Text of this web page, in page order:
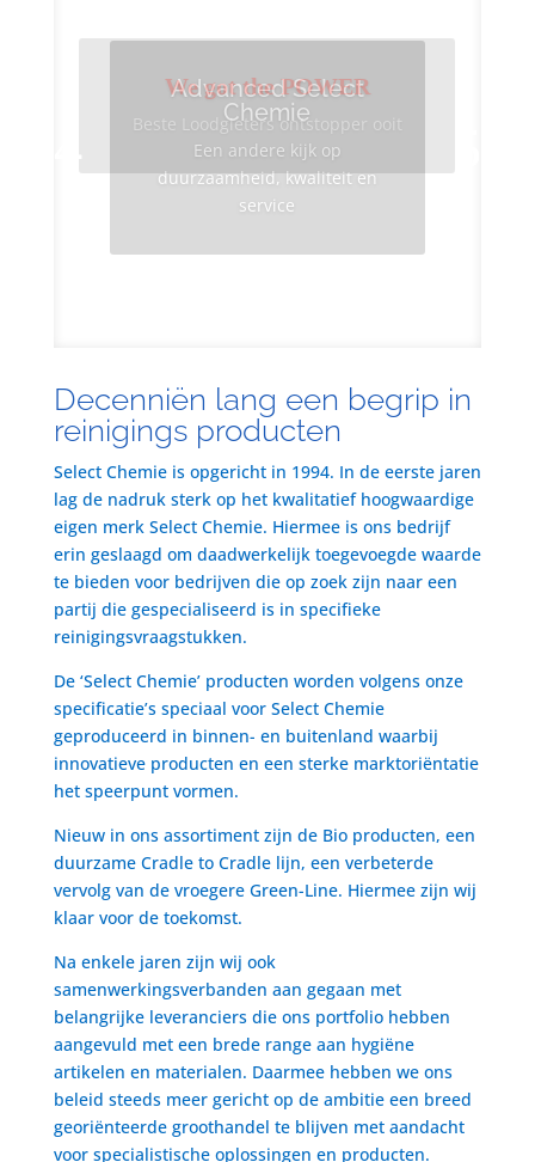
Advanced Select
Chemie
Een andere kijk op
duurzaamheid, kwaliteit en
service
We got the POWER
Beste Loodgieters ontstopper ooit
Decenniën lang een begrip in
reinigings producten
Select Chemie is opgericht in 1994. In de eerste jaren
lag de nadruk sterk op het kwalitatief hoogwaardige
eigen merk Select Chemie. Hiermee is ons bedrijf
erin geslaagd om daadwerkelijk toegevoegde waarde
te bieden voor bedrijven die op zoek zijn naar een
partij die gespecialiseerd is in specifieke
reinigingsvraagstukken.
De ‘Select Chemie’ producten worden volgens onze
specificatie’s speciaal voor Select Chemie
geproduceerd in binnen- en buitenland waarbij
innovatieve producten en een sterke marktoriëntatie
het speerpunt vormen.
Nieuw in ons assortiment zijn de Bio producten, een
duurzame Cradle to Cradle lijn, een verbeterde
vervolg van de vroegere Green-Line. Hiermee zijn wij
klaar voor de toekomst.
Na enkele jaren zijn wij ook
samenwerkingsverbanden aan gegaan met
belangrijke leveranciers die ons portfolio hebben
aangevuld met een brede range aan hygiëne
artikelen en materialen. Daarmee hebben we ons
beleid steeds meer gericht op de ambitie een breed
georiënteerde groothandel te blijven met aandacht
voor specialistische oplossingen en producten.